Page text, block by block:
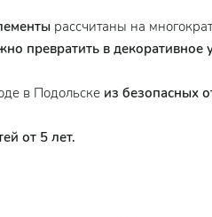
рассчитаны на
превратить в декоративное
в Подольске из безопасных
от 5 лет.